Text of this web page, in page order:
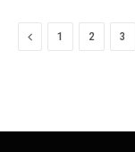
Previous
1 2 3